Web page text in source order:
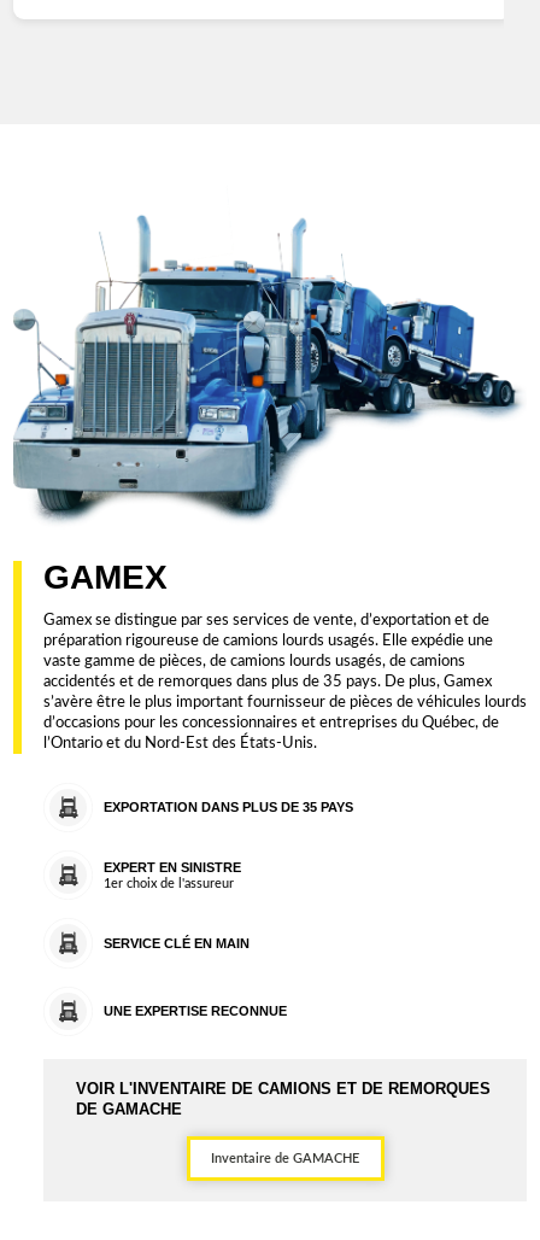
GAMEX
Gamex se distingue par ses services de vente, d’exportation et de
préparation rigoureuse de camions lourds usagés. Elle expédie une
vaste gamme de pièces, de camions lourds usagés, de camions
accidentés et de remorques dans plus de 35 pays. De plus, Gamex
s’avère être le plus important fournisseur de pièces de véhicules lourds
d’occasions pour les concessionnaires et entreprises du Québec, de
l’Ontario et du Nord-Est des États-Unis.
EXPORTATION DANS PLUS DE 35 PAYS
EXPERT EN SINISTRE
1er choix de l'assureur
SERVICE CLÉ EN MAIN
UNE EXPERTISE RECONNUE
VOIR L'INVENTAIRE DE CAMIONS ET DE REMORQUES
DE GAMACHE
Inventaire de GAMACHE